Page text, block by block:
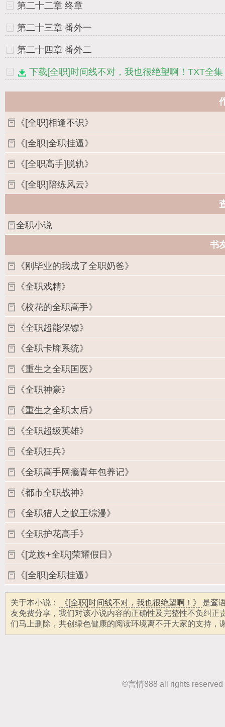
第二十二章 终章
第二十三章 番外一
第二十四章 番外二
下载[全职]时间线不对，我也很绝望啊！TXT全集
《[全职]相逢不识》
《[全职]全职挂逼》
《[全职高手]脱轨》
《[全职]陪练风云》
全职小说
书
《刚毕业的我成了全职奶爸》
《全职戏精》
《校花的全职高手》
《全职超能保镖》
《全职卡牌系统》
《重生之全职国医》
《全职神豪》
《重生之全职太后》
《全职超级英雄》
《全职狂兵》
《全职高手网瘾青年包养记》
《都市全职战神》
《全职猎人之蚁王综漫》
《全职护花高手》
《[龙族+全职]荣耀假日》
《[全职]全职挂逼》
关于本小说： 《[全职]时间线不对，我也很绝望啊！》
是鸾
友免费分享，我们对该小说内容的正确性及完整性不负纠
们马上删除，共创绿色健康的阅读环境离不开大家的支持，
©言情888 all rights